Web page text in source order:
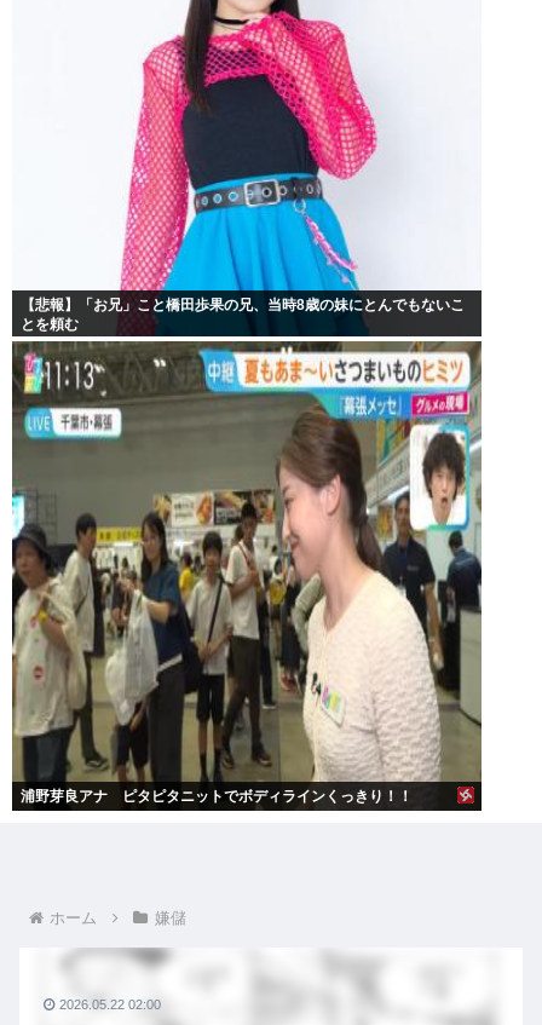
【悲報】「お兄」こと橋田歩果の兄、当時8歳の妹にとんでもないこ
とを頼む
浦野芽良アナ ピタピタニットでボディラインくっきり！！
ホーム 嫌儲
2026.05.22 02:00